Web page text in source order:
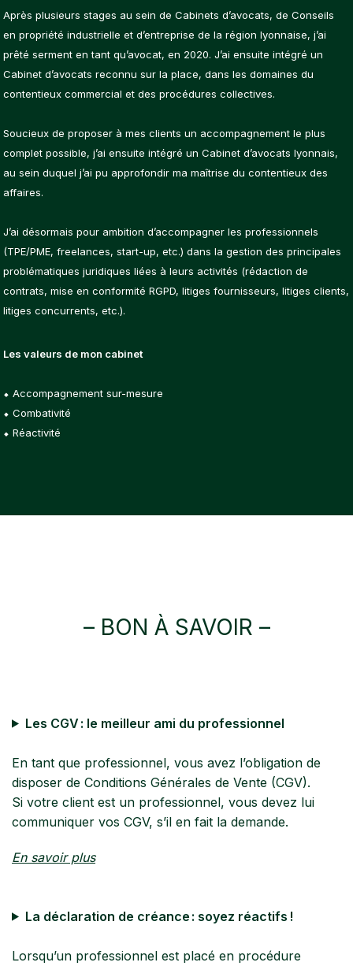
Après plusieurs stages au sein de Cabinets d’avocats, de Conseils
en propriété industrielle et d’entreprise de la région lyonnaise, j’ai
prêté serment en tant qu’avocat, en 2020. J’ai ensuite intégré un
Cabinet d’avocats reconnu sur la place, dans les domaines du
contentieux commercial et des procédures collectives.
Soucieux de proposer à mes clients un accompagnement le plus
complet possible, j’ai ensuite intégré un Cabinet d’avocats lyonnais,
au sein duquel j’ai pu approfondir ma maîtrise du contentieux des
affaires.
J’ai désormais pour ambition d’accompagner les professionnels
(TPE/PME, freelances, start-up, etc.) dans la gestion des principales
problématiques juridiques liées à leurs activités (rédaction de
contrats, mise en conformité RGPD, litiges fournisseurs, litiges clients,
litiges concurrents, etc.).
Les valeurs de mon cabinet
⬥ Accompagnement sur-mesure
⬥ Combativité
⬥ Réactivité
– BON À SAVOIR –
Les CGV : le meilleur ami du professionnel
En tant que professionnel, vous avez l’obligation de
disposer de Conditions Générales de Vente (CGV).
Si votre client est un professionnel, vous devez lui
communiquer vos CGV, s’il en fait la demande.
En savoir plus
La déclaration de créance : soyez réactifs !
Lorsqu’un professionnel est placé en procédure